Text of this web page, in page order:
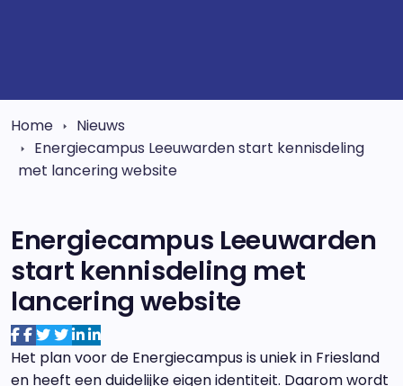
Home
Nieuws
Energiecampus Leeuwarden start kennisdeling
met lancering website
Energiecampus Leeuwarden
start kennisdeling met
lancering website
Het plan voor de Energiecampus is uniek in Friesland
en heeft een duidelijke eigen identiteit. Daarom wordt